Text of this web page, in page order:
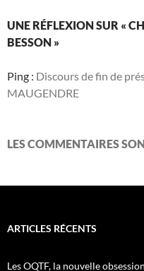
UNE RÉFLEXION SUR «
BESSON »
Ping : Discours de fin de
MAUGENDRE
LES COMMENTAIRES
ARTICLES RÉCENTS
Les OQTF, la nouvelle